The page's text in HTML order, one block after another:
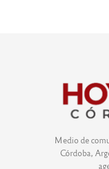
Medio de
Córdoba,